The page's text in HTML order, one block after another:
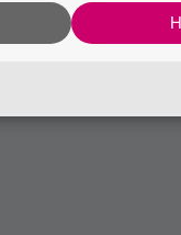
puhutaan! Nappaa
tästä.